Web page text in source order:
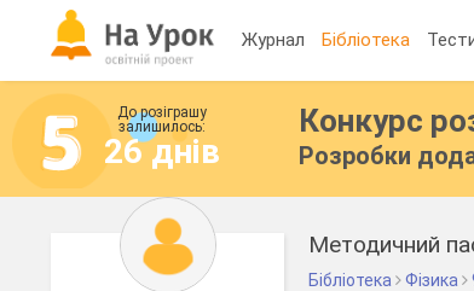
Журнал Бібліотека
До розіграшу
залишилось:
26 днів
Конкурс
Розробки
Методичний
Бібліотека Фізика